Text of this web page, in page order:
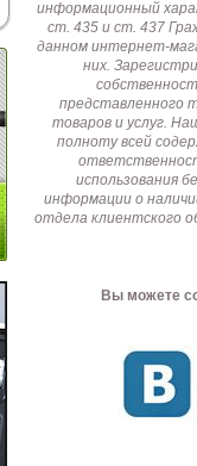
информационный
ст. 435 и ст. 437
данном интернет-
них.
представленного
товаров и услуг.
полноту всей
использования
информации о
отдела клиентского
Вы можете